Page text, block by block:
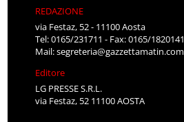
REDAZIONE
via Festaz, 52 - 11100 Aosta
Tel: 0165/231711 - Fax: 0165/1820141
Mail:segreteria@gazzettamatin.com
Editore
LG PRESSE S.R.L.
via Festaz, 52 11100 AOSTA